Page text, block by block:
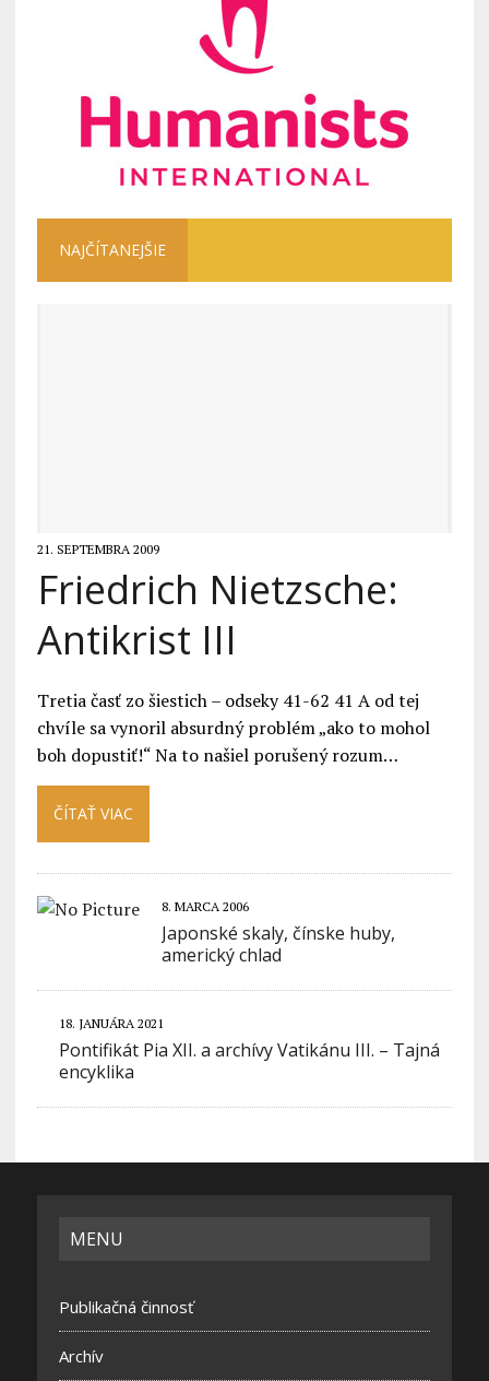
NAJČÍTANEJŠIE
21. SEPTEMBRA 2009
Friedrich Nietzsche:
Antikrist III
Tretia časť zo šiestich – odseky 41-62 41 A od tej
chvíle sa vynoril absurdný problém „ako to mohol
boh dopustiť!“ Na to našiel porušený rozum…
ČÍTAŤ VIAC
8. MARCA 2006
Japonské skaly, čínske huby,
americký chlad
18. JANUÁRA 2021
Pontifikát Pia XII. a archívy Vatikánu III. – Tajná
encyklika
MENU
Publikačná činnosť
Archív